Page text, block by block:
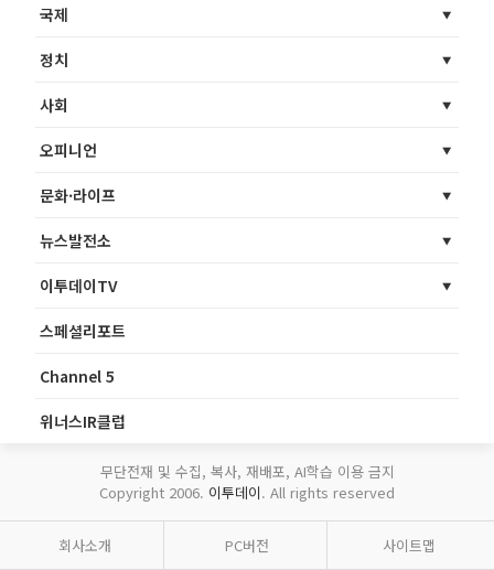
국제
정치
사회
오피니언
문화·라이프
뉴스발전소
이투데이TV
스페셜리포트
Channel 5
위너스IR클럽
무단전재 및 수집, 복사, 재배포, AI학습 이용 금지
Copyright 2006. 이투데이. All rights reserved
회사소개 PC버전 사이트맵